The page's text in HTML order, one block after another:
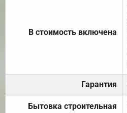
В стоимость включена
Гарантия
Бытовка строительная